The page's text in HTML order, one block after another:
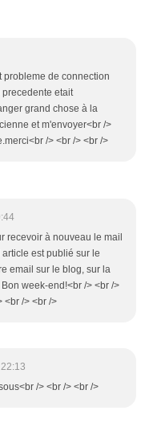
probleme de connection
etait
grand chose à la
et m'envoyer<br />
/> <br /> <br />
recevoir à nouveau le mail
est publié sur le
email sur le blog, sur la
week-end!<br /> <br />
<br /> <br />
/> <br /> <br />